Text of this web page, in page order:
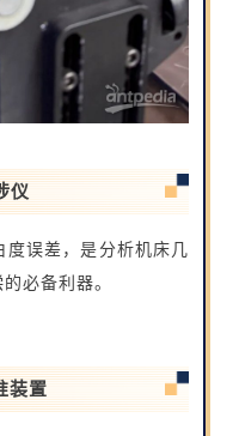
仪
误差，是分析机床几
必备利器。
装置